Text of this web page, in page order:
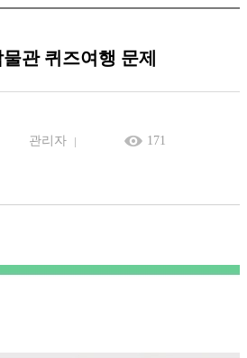
관 퀴즈여행 문제
관리자 171